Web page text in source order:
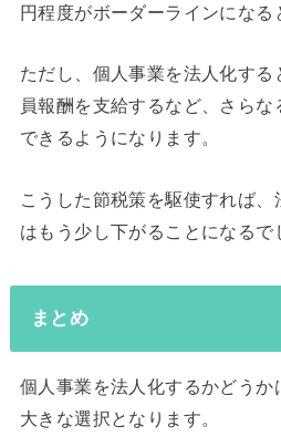
円程度がボーダーラインになる
ただし、個人事業を法人化す
員報酬を支給するなど、さら
できるようになります。
こうした節税策を駆使すれば
はもう少し下がることになるで
まとめ
個人事業を法人化するかどうか
大きな選択となります。